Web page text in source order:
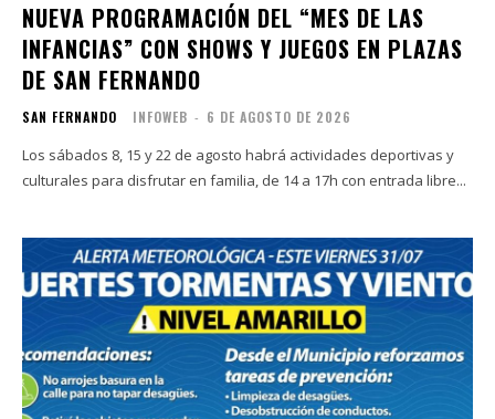
NUEVA PROGRAMACIÓN DEL “MES DE LAS
INFANCIAS” CON SHOWS Y JUEGOS EN PLAZAS
DE SAN FERNANDO
SAN FERNANDO INFOWEB - 6 DE AGOSTO DE 2026
Los sábados 8, 15 y 22 de agosto habrá actividades deportivas y
culturales para disfrutar en familia, de 14 a 17h con entrada libre...